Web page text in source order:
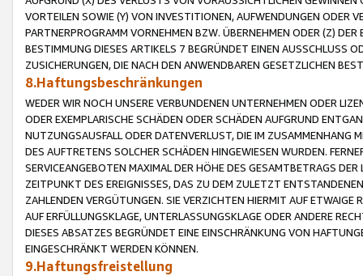
VORTEILEN SOWIE (Y) VON INVESTITIONEN, AUFWENDUNGEN ODER
PARTNERPROGRAMM VORNEHMEN BZW. ÜBERNEHMEN ODER (Z)
BESTIMMUNG DIESES ARTIKELS 7 BEGRÜNDET EINEN AUSSCHLUSS
ZUSICHERUNGEN, DIE NACH DEN ANWENDBAREN GESETZLICHEN
8.Haftungsbeschränkungen
WEDER WIR NOCH UNSERE VERBUNDENEN UNTERNEHMEN ODER
ODER EXEMPLARISCHE SCHÄDEN ODER SCHÄDEN AUFGRUND
NUTZUNGSAUSFALL ODER DATENVERLUST, DIE IM ZUSAMMENHANG
DES AUFTRETENS SOLCHER SCHÄDEN HINGEWIESEN WURDEN.
SERVICEANGEBOTEN MAXIMAL DER HÖHE DES GESAMTBETRAGS
ZEITPUNKT DES EREIGNISSES, DAS ZU DEM ZULETZT
ZAHLENDEN VERGÜTUNGEN. SIE VERZICHTEN HIERMIT AUF
AUF ERFÜLLUNGSKLAGE, UNTERLASSUNGSKLAGE ODER ANDERE
DIESES ABSATZES BEGRÜNDET EINE EINSCHRÄNKUNG VON
EINGESCHRÄNKT WERDEN KÖNNEN.
9.Haftungsfreistellung